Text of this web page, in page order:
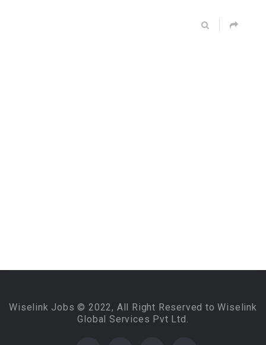
Wiselink Jobs © 2022, All Right Reserved to Wiselink
Global Services Pvt Ltd.